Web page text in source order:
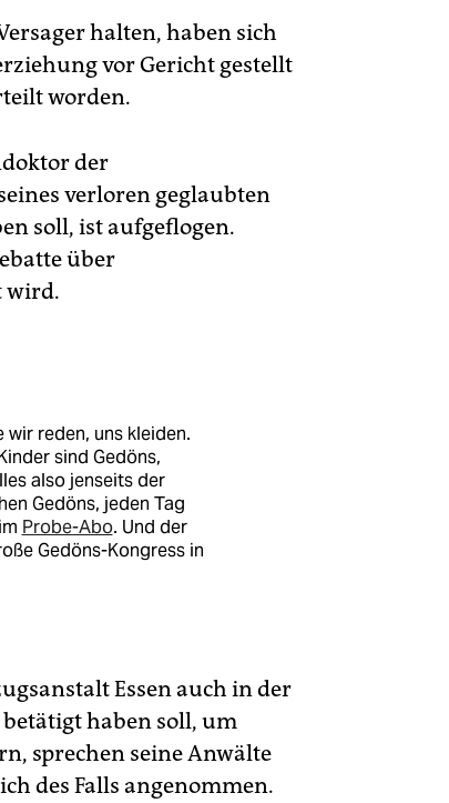
halten, haben sich
vor Gericht gestellt
worden.
der
verloren geglaubten
soll, ist aufgeflogen.
über
wird.
wir reden, uns kleiden.
sind Gedöns,
also jenseits der
Gedöns, jeden Tag
Probe-Abo. Und der
Gedöns-Kongress in
Essen auch in der
haben soll, um
sprechen seine Anwälte
des Falls angenommen.